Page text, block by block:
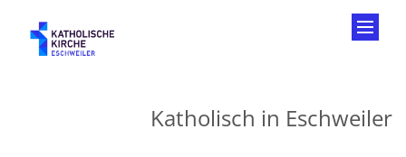
Katholisch in Eschweiler